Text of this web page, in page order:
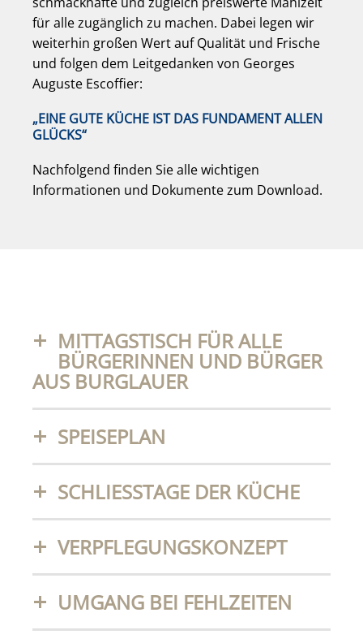
für alle zugänglich zu machen. Dabei legen wir
weiterhin großen Wert auf Qualität und Frische
und folgen dem Leitgedanken von Georges
Auguste Escoffier:
„EINE GUTE KÜCHE IST DAS FUNDAMENT ALLEN
GLÜCKS“
Nachfolgend finden Sie alle wichtigen
Informationen und Dokumente zum Download.
MITTAGSTISCH FÜR ALLE
BÜRGERINNEN UND BÜRGER
AUS BURGLAUER
SPEISEPLAN
SCHLIESSTAGE DER KÜCHE
VERPFLEGUNGSKONZEPT
UMGANG BEI FEHLZEITEN